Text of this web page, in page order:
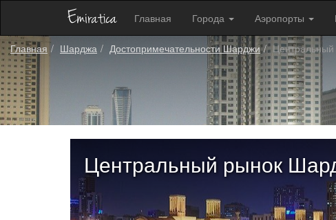
Главная Города Аэропорты
Главная Шарджа Достопримечательности Шарджи
Центральный рынок